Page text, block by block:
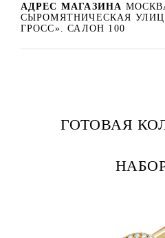
АДРЕС МАГАЗИНА
СЫРОМЯТНИЧЕСКАЯ
ГРОСС». САЛОН 100
ГОТОВАЯ